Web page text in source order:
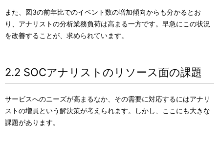
また、図3の前年比でのイベント数の増加傾向からも分かるとお
り、アナリストの分析業務負荷は高まる一方です。早急にこの状況
を改善することが、求められています。
2.2 SOCアナリストのリソース面の課題
サービスへのニーズが高まるなか、その需要に対応するにはアナリ
ストの増員という解決策が考えられます。しかし、ここにも大きな
課題があります。